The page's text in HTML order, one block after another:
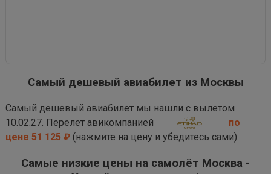
Самый дешевый авиабилет из Москвы
Самый дешевый авиабилет мы нашли с вылетом
10.02.27. Перелет авикомпанией
по
цене 51 125 ₽ (нажмите на цену и убедитесь сами)
Самые низкие цены на самолёт Москва -